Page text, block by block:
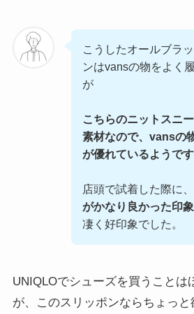
こうしたオールブラ
ンはvansの物をよく
が
こちらのニットスニ
素材なので、vansの
が優れているようです
店頭で試着した際に、
がかなり良かった印
凄く好印象でした。
UNIQLOでシューズを買うことは
が、このスリッポンならちょっ